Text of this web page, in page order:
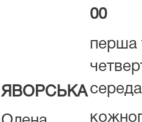
00
ЯВОРСЬКА
перша
середа